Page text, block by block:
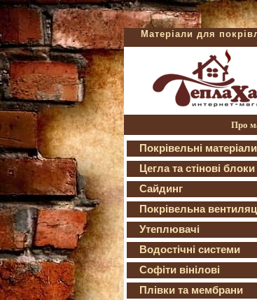
Матеріали для
Про
Покрівельні матеріали
Цегла та стінові блоки
Сайдинг
Покрівельна
Утеплювачі
Водостічні системи
Софіти вінілові
Плівки та мембрани